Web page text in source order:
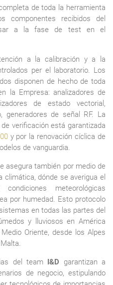
de toda la herramienta
componentes recibidos del
a la fase de test en el
a la calibración y a la
per el laboratorio. Los
disponen de hecho de toda
la Empresa: analizadores de
de estado vectorial,
generadores de señal RF. La
verificación está garantizada
y por la renovación cíclica de
de vanguardia.
asegura también por medio de
dónde se averigua el
meteorológicas
por humedad. Esto protocolo
en todas las partes del
y lluviosos en América
Oriente, desde los Alpes
del team I&D garantizan a
de negocio, estipulando